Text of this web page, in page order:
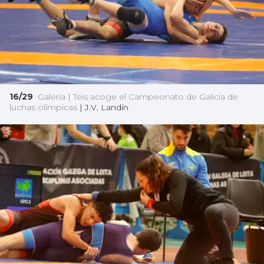
16/29 Galería | Teis acoge el Campeonato de Galicia de
luchas olímpicas |J.V. Landín